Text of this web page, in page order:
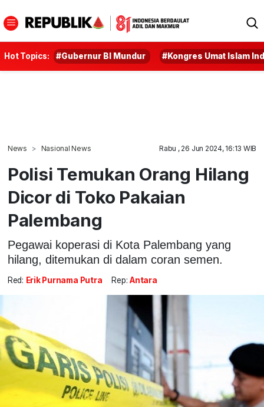
Hot Topics: #Gubernur BI Mundur #Kongres Umat Islam
News Nasional News Rabu , 26 Jun 2024, 16:13 WIB
Polisi Temukan Orang Hilang
Dicor di Toko Pakaian
Palembang
Pegawai koperasi di Kota Palembang yang
hilang, ditemukan di dalam coran semen.
Red: Erik Purnama Putra Rep: Antara